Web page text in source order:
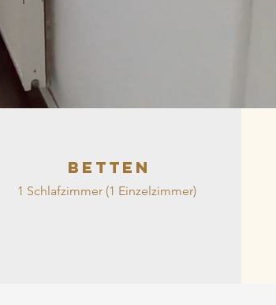
BETTEN
1 Schlafzimmer (1 Einzelzimmer)